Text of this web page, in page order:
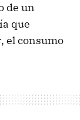
de un
que
, el consumo